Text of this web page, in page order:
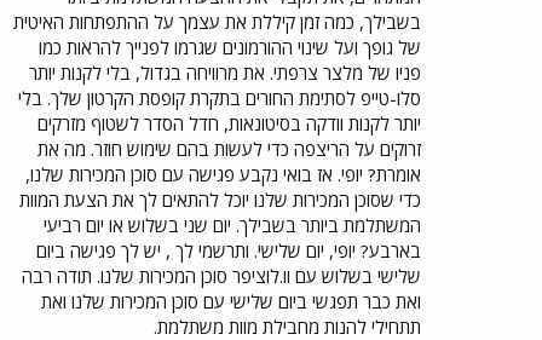
בשבילך, כמה זמן קיללת את עצמך על ההתפתחות האיטית
של גופך ועל שינוי ההורמונים שגרמו לפנייך להראות כמו
פניו של מלצר צרפתי. את מרוויחה בגדול, בלי לקנות יותר
סלו-טייפ לסתימת החורים בתקרת קופסת הקרטון שלך. בלי
יותר לקנות וודקה בסיטונאות, חדל הסדר לשטוף מזרקים
זרוקים על הריצפה כדי לעשות בהם שימוש חוזר. מה את
אומרת? יופי. אז בואי נקבע פגישה עם סוכן המכירות שלנו,
כדי שסוכן המכירות שלנו יוכל להתאים לך את הצעת המוות
המשתלמת ביותר בשבילך. יום שני בשלוש או יום רביעי
בארבע? יופי, יום שלישי. ותרשמי לך , יש לך פגישה ביום
שלישי בשלוש עם וו.לוציפר סוכן המכירות שלנו. תודה רבה
ואת כבר תפגשי ביום שלישי עם סוכן המכירות שלנו ואת
תתחילי להנות מחבילת מוות משתלמת.